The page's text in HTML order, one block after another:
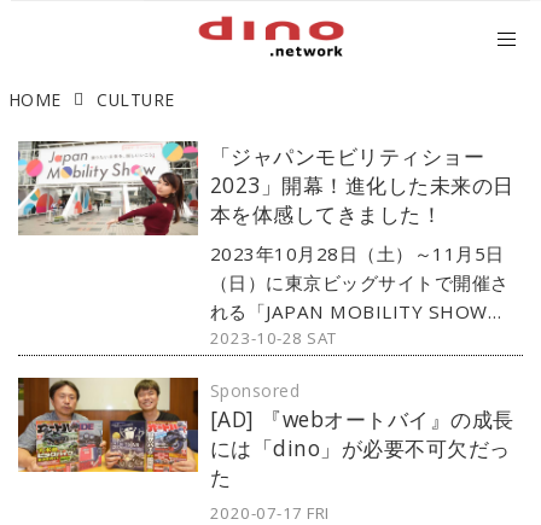
HOME CULTURE
「ジャパンモビリティショー
2023」開幕！進化した未来の日
本を体感してきました！
2023年10月28日（土）～11月5日
（日）に東京ビッグサイトで開催さ
れる「JAPAN MOBILITY SHOW
2023」。そのプレスデーにお邪魔し
野ミク）
2023-10-28 SAT
[AD] 『webオートバイ』の成長
には「dino」が必要不可欠だっ
た
Sponsored
2020-07-17 FRI